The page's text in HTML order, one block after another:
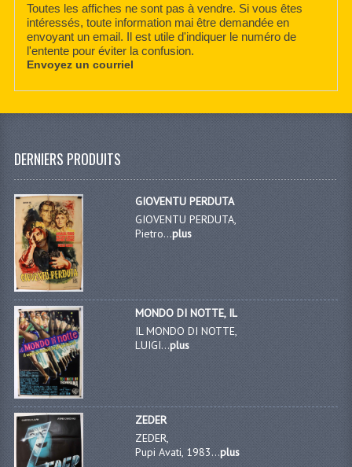
Toutes les affiches ne sont pas à vendre. Si vous êtes
intéressés, toute information mai être demandée en
envoyant un email. Il est utile d'indiquer le numéro de
l'entente pour éviter la confusion.
Envoyez un courriel
DERNIERS PRODUITS
GIOVENTU PERDUTA
GIOVENTU PERDUTA,
Pietro...plus
MONDO DI NOTTE, IL
IL MONDO DI NOTTE,
LUIGI...plus
ZEDER
ZEDER,
Pupi Avati, 1983...plus